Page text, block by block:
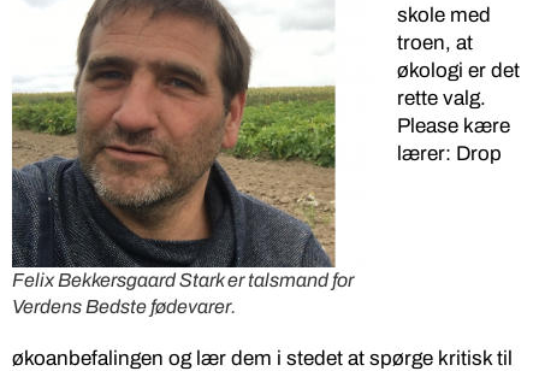
Felix Bekkersgaard Stark er talsmand for
Verdens Bedste fødevarer.
skole med
troen, at
økologi er det
rette valg.
Please kære
lærer: Drop
økoanbefalingen og lær dem i stedet at spørge kritisk til